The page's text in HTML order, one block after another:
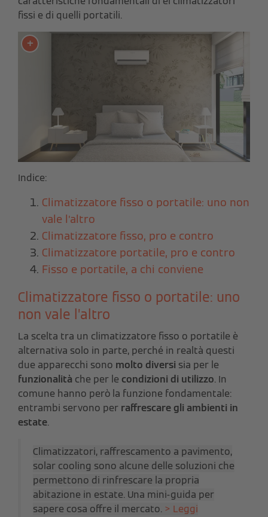
fissi e di quelli portatili.
Indice:
Climatizzatore fisso o portatile: uno non
vale l’altro
Climatizzatore fisso, pro e contro
Climatizzatore portatile, pro e contro
Fisso e portatile, a chi conviene
Climatizzatore fisso o portatile: uno
non vale l’altro
La scelta tra un climatizzatore fisso o portatile è
alternativa solo in parte, perché in realtà questi
due apparecchi sono molto diversi sia per le
funzionalità che per le condizioni di utilizzo. In
comune hanno però la funzione fondamentale:
entrambi servono per raffrescare gli ambienti in
estate.
Climatizzatori, raffrescamento a pavimento,
solar cooling sono alcune delle soluzioni che
permettono di rinfrescare la propria
abitazione in estate. Una mini-guida per
sapere cosa offre il mercato. > Leggi